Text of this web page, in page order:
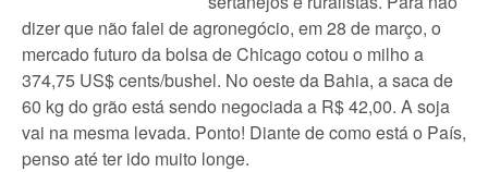
dizer que não falei de agronegócio, em 28 de março, o
mercado futuro da bolsa de Chicago cotou o milho a
374,75 US$ cents/bushel. No oeste da Bahia, a saca de
60 kg do grão está sendo negociada a R$ 42,00. A soja
vai na mesma levada. Ponto! Diante de como está o País,
penso até ter ido muito longe.